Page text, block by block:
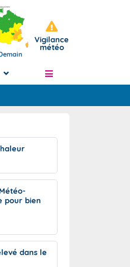
Vigilance
météo
de J+2 à J+7
à l'échelle
risque
pour bien
dans le